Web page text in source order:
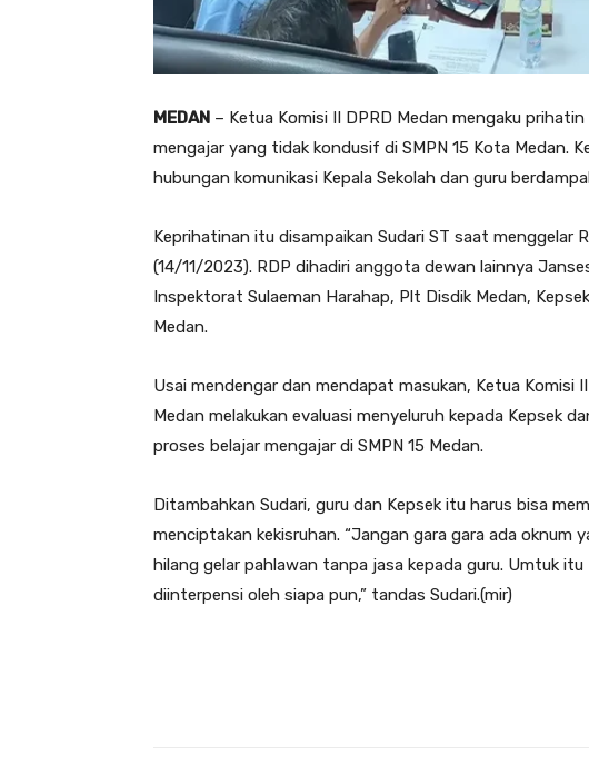
MEDAN – Ketua Komisi II DPRD Medan mengaku
mengajar yang tidak kondusif di SMPN 15 Kota Medan.
hubungan komunikasi Kepala Sekolah dan guru
Keprihatinan itu disampaikan Sudari ST saat menggelar
(14/11/2023). RDP dihadiri anggota dewan lainnya
Inspektorat Sulaeman Harahap, Plt Disdik Medan,
Medan.
Usai mendengar dan mendapat masukan, Ketua Komisi
Medan melakukan evaluasi menyeluruh kepada Kepsek
proses belajar mengajar di SMPN 15 Medan.
Ditambahkan Sudari, guru dan Kepsek itu harus bisa
menciptakan kekisruhan. “Jangan gara gara ada oknum
hilang gelar pahlawan tanpa jasa kepada guru. Umtuk
diinterpensi oleh siapa pun,” tandas Sudari.(mir)